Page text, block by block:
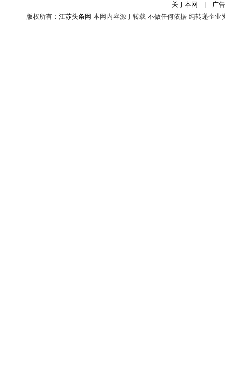
关于本网
广
版权所有： 江苏头条网 本网内容源于转载 不做任何依据 纯转递企